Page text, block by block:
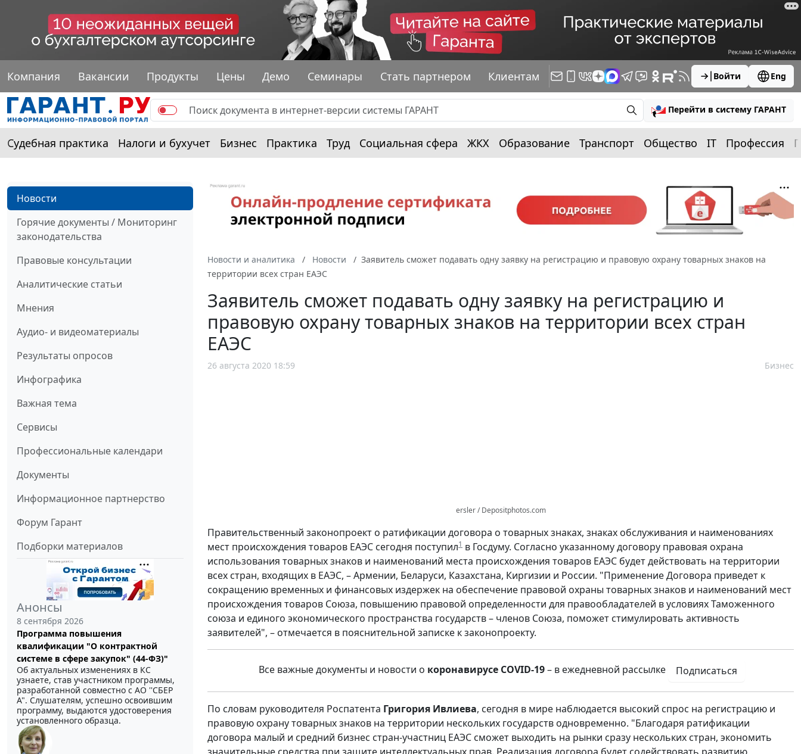
Компания Вакансии Продукты Цены Демо Семинары Стать партнером Клиентам Войти Eng
Перейти в систему ГАРАНТ
Судебная практика Налоги и бухучет Бизнес Практика Труд Социальная сфера ЖКХ Образование Транспорт Общество IT Профессия
Новости
Горячие документы / Мониторинг
законодательства
Правовые консультации
Аналитические статьи
Мнения
Аудио- и видеоматериалы
Результаты опросов
Инфографика
Важная тема
Сервисы
Профессиональные календари
Документы
Информационное партнерство
Форум Гарант
Подборки материалов
Анонсы
8 сентября 2026
Программа повышения
квалификации "О контрактной
системе в сфере закупок" (44-ФЗ)"
Об актуальных изменениях в КС
узнаете, став участником программы,
разработанной совместно с АО ''СБЕР
А". Слушателям, успешно освоившим
программу, выдаются удостоверения
установленного образца.
Новости и аналитика Новости
Заявитель сможет подавать одну заявку на регистрацию и правовую охрану товарных знаков на
территории всех стран ЕАЭС
Заявитель сможет подавать одну заявку на регистрацию и
правовую охрану товарных знаков на территории всех стран
ЕАЭС
26 августа 2020 18:59 Бизнес
ersler / Depositphotos.com
Правительственный законопроект о ратификации договора о товарных знаках, знаках обслуживания и наименованиях
мест происхождения товаров ЕАЭС сегодня поступил1 в Госдуму. Согласно указанному договору правовая охрана
использования товарных знаков и наименований места происхождения товаров ЕАЭС будет действовать на территории
всех стран, входящих в ЕАЭС, – Армении, Беларуси, Казахстана, Киргизии и России. "Применение Договора приведет к
сокращению временных и финансовых издержек на обеспечение правовой охраны товарных знаков и наименований мест
происхождения товаров Союза, повышению правовой определенности для правообладателей в условиях Таможенного
союза и единого экономического пространства государств – членов Союза, поможет стимулировать активность
заявителей", – отмечается в пояснительной записке к законопроекту.
Все важные документы и новости о коронавирусе COVID-19– в ежедневной рассылке Подписаться
По словам руководителя Роспатента Григория Ивлиева, сегодня в мире наблюдается высокий спрос на регистрацию и
правовую охрану товарных знаков на территории нескольких государств одновременно. "Благодаря ратификации
договора малый и средний бизнес стран-участниц ЕАЭС сможет выходить на рынки сразу нескольких стран, экономить